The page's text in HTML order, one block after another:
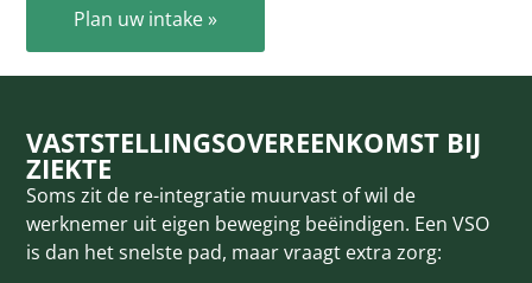
Plan uw intake »
VASTSTELLINGSOVEREENKOMST BIJ
ZIEKTE
Soms zit de re-integratie muurvast of wil de
werknemer uit eigen beweging beëindigen. Een VSO
is dan het snelste pad, maar vraagt extra zorg: